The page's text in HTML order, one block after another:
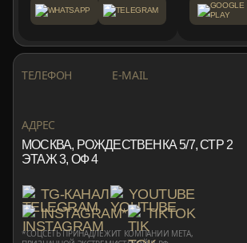
WHATSAPP TELEGRAM
GOOGLE
PLAY
ТЕЛЕФОН E-MAIL
АДРЕС
МОСКВА, РОЖДЕСТВЕНКА 5/7, СТР 2
ЭТАЖ 3, ОФ 4
TG-КАНАЛ
YOUTUBE
INSTAGRAM*
TIKTOK
*СОЦСЕТЬ ПРИНАДЛЕЖИТ КОМПАНИИ META,